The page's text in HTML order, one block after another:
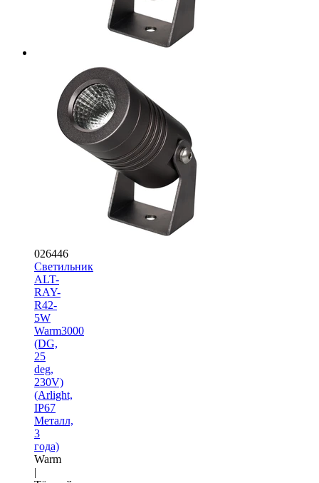
026446
Светильник
ALT-
RAY-
R42-
5W
Warm3000
(DG,
25
deg,
230V)
(Arlight,
IP67
Металл,
3
года)
Warm
|